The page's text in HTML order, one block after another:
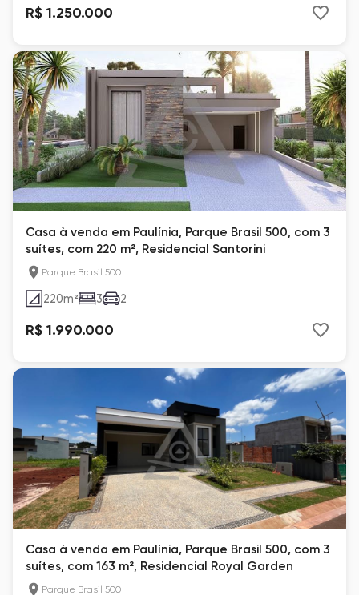
R$ 1.250.000
Casa à venda em Paulínia, Parque Brasil 500, com 3
suítes, com 220 m², Residencial Santorini
Parque Brasil 500
220m² 3 2
R$ 1.990.000
Casa à venda em Paulínia, Parque Brasil 500, com 3
suítes, com 163 m², Residencial Royal Garden
Parque Brasil 500